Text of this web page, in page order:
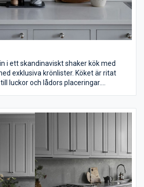
i ett skandinaviskt shaker kök med
exklusiva krönlister. Köket är ritat
luckor och lådors placeringar.
till förvaring. Köket på Kungshöjd är
stil som fanns då huset byggdes och
Med moderna materialval som
detaljer skapas en intressant atmosfär